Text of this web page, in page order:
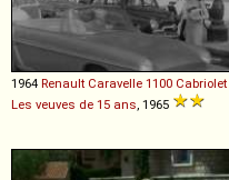
1964 Renault Caravelle 1100 Cabriolet
Les veuves de 15 ans, 1965